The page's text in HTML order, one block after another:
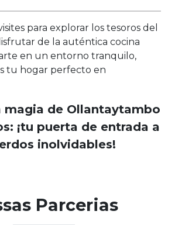
para explorar los tesoros del
de la auténtica cocina
en un entorno tranquilo,
tu hogar perfecto en
magia de Ollantaytambo
¡tu puerta de entrada a
inolvidables!
Parcerias